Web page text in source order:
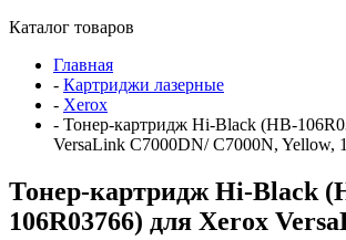
Каталог товаров
Главная
- Картриджи лазерные
- Xerox
- Тонер-картридж Hi-Black (HB-
VersaLink C7000DN/ C7000N, Yellow,
Тонер-картридж Hi-Black
106R03766) для Xerox